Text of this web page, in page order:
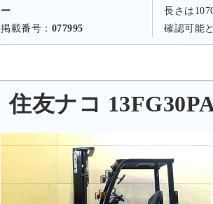
ー
掲載番号： 077995
長さは
確認可能
住友ナコ